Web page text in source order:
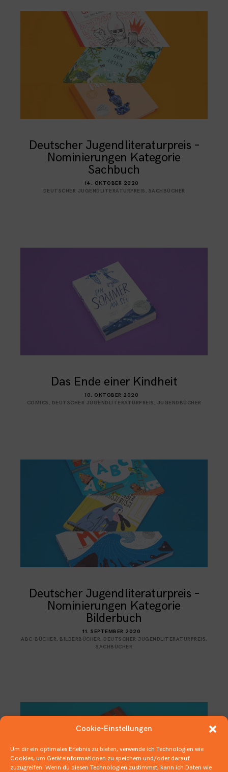
Cookie-Einstellungen
Um dir ein optimales Erlebnis zu bieten, verwende ich Technologien wie
Cookies, um Geräteinformationen zu speichern und/oder darauf
zuzugreifen. Wenn du diesen Technologien zustimmst, kann ich Daten wie
Deutscher Jugendliteraturpreis –
Nominierungen Kategorie
Sachbuch
14. OKTOBER 2020
DEUTSCHER JUGENDLITERATURPREIS , SACHBÜCHER
Das Ende einer Kindheit
10. OKTOBER 2020
COMICS , DEUTSCHER JUGENDLITERATURPREIS , JUGENDBÜCHER
Deutscher Jugendliteraturpreis –
Nominierungen Kategorie
Bilderbuch
11. SEPTEMBER 2020
ABC-BÜCHER, BILDERBÜCHER, DEUTSCHER JUGENDLITERATURPREIS,
SACHBÜCHER